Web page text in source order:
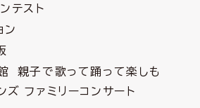
テスト
ン
親子で歌って踊って楽しも
ファミリーコンサート